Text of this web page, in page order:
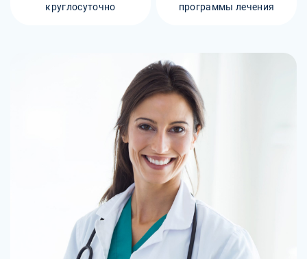
круглосуточно
программы лечения